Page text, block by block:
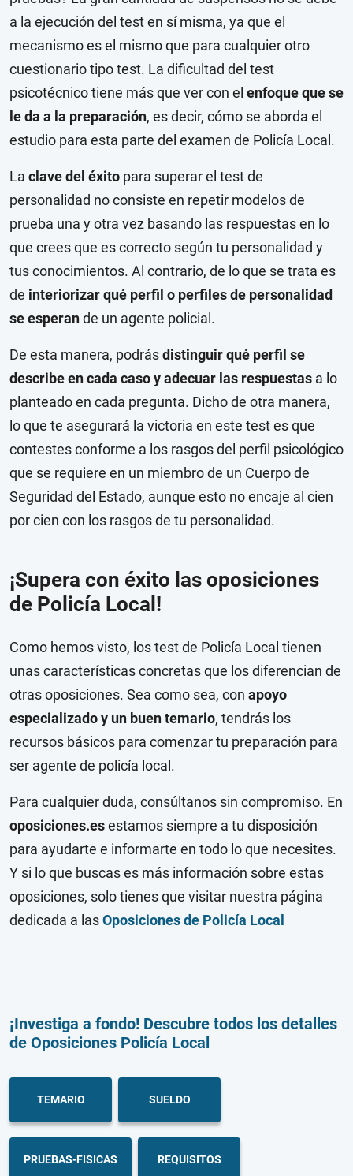
a la ejecución del test en sí misma, ya que el
mecanismo es el mismo que para cualquier otro
cuestionario tipo test. La dificultad del test
psicotécnico tiene más que ver con el enfoque que se
le da a la preparación, es decir, cómo se aborda el
estudio para esta parte del examen de Policía Local.
La clave del éxito para superar el test de
personalidad no consiste en repetir modelos de
prueba una y otra vez basando las respuestas en lo
que crees que es correcto según tu personalidad y
tus conocimientos. Al contrario, de lo que se trata es
de interiorizar qué perfil o perfiles de personalidad
se esperande un agente policial.
De esta manera, podrásdistinguir qué perfil se
describe en cada caso y adecuar las respuestas a lo
planteado en cada pregunta. Dicho de otra manera,
lo que te asegurará la victoria en este test es que
contestes conforme a los rasgos del perfil psicológico
que se requiere en un miembro de un Cuerpo de
Seguridad del Estado, aunque esto no encaje al cien
por cien con los rasgos de tu personalidad.
¡Supera con éxito las oposiciones
de Policía Local!
Como hemos visto, los test de Policía Local tienen
unas características concretas que los diferencian de
otras oposiciones. Sea como sea, con apoyo
especializado y un buen temario, tendrás los
recursos básicos para comenzar tu preparación para
ser agente de policía local.
Para cualquier duda, consúltanos sin compromiso. En
oposiciones.esestamos siempre a tu disposición
para ayudarte e informarte en todo lo que necesites.
Y si lo que buscas es más información sobre estas
oposiciones, solo tienes que visitar nuestra página
dedicada a lasOposiciones de Policía Local
¡Investiga a fondo! Descubre todos los detalles
de Oposiciones Policía Local
TEMARIO SUELDO
PRUEBAS-FISICAS REQUISITOS